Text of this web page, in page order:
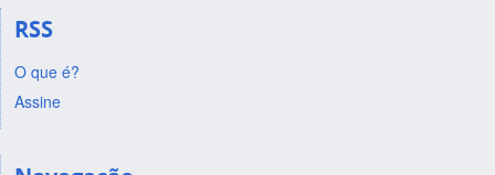
RSS
O que é?
Assine